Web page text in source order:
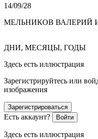
14/09/28
МЕЛЬНИКОВ ВАЛЕРИЙ
ДНИ, МЕСЯЦЫ, ГОДЫ
Здесь есть иллюстрация
Зарегистрируйтесь или
изображения
Зарегистрироваться
Есть аккаунт? Войти
Здесь есть иллюстрация